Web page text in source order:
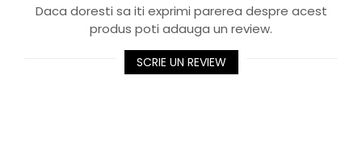
Daca doresti sa iti exprimi parerea despre acest
produs poti adauga un review.
SCRIE UN REVIEW